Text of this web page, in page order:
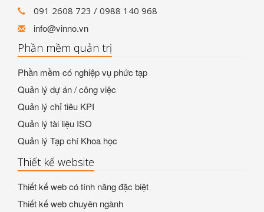
091 2608 723 / 0988 140 968
info@vinno.vn
Phần mềm quản trị
Phần mềm có nghiệp vụ phức tạp
Quản lý dự án / công việc
Quản lý chỉ tiêu KPI
Quản lý tài liệu ISO
Quản lý Tạp chí Khoa học
Thiết kế website
Thiết kế web có tính năng đặc biệt
Thiết kế web chuyên ngành